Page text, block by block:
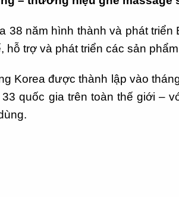
38 năm hình thành và phát
hỗ trợ và phát triển các sản
Korea được thành lập vào
33 quốc gia trên toàn thế giới –